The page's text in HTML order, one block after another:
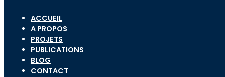
ACCUEIL
A PROPOS
PROJETS
PUBLICATIONS
BLOG
CONTACT